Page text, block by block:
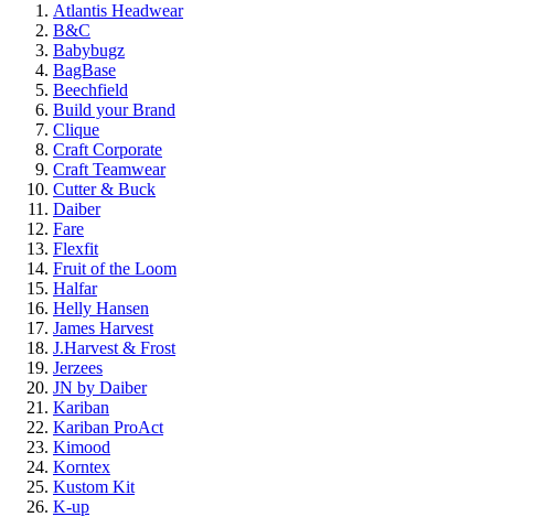
Atlantis Headwear
B&C
Babybugz
BagBase
Beechfield
Build your Brand
Clique
Craft Corporate
Craft Teamwear
Cutter & Buck
Daiber
Fare
Flexfit
Fruit of the Loom
Halfar
Helly Hansen
James Harvest
J.Harvest & Frost
Jerzees
JN by Daiber
Kariban
Kariban ProAct
Kimood
Korntex
Kustom Kit
K-up